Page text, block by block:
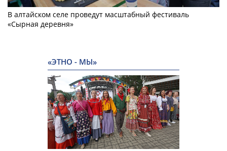
В алтайском селе проведут масштабный фестиваль
«Сырная деревня»
«ЭТНО - МЫ»